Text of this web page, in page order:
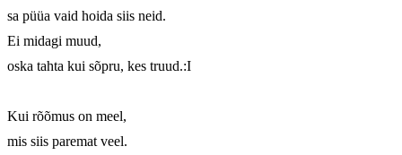
sa püüa vaid hoida siis neid.
Ei midagi muud,
oska tahta kui sõpru, kes truud.:I
Kui rõõmus on meel,
mis siis paremat veel.